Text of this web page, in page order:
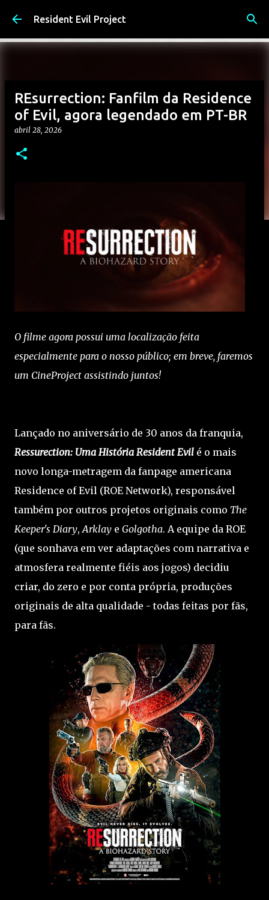
Pular para o conteúdo principal
Resident Evil Project
REsurrection: Fanfilm da Residence
of Evil, agora legendado em PT-BR
abril 28, 2026
O filme agora possui uma localização feita
especialmente para o nosso público; em breve, faremos
um CineProject assistindo juntos!
Lançado no aniversário de 30 anos da franquia,
Ressurection: Uma História Resident Evil é o mais
novo longa-metragem da fanpage americana
Residence of Evil (ROE Network), responsável
também por outros projetos originais como The
Keeper's Diary,Arklay e Golgotha. A equipe da ROE
(que sonhava em ver adaptações com narrativa e
atmosfera realmente fiéis aos jogos) decidiu
criar, do zero e por conta própria, produções
originais de alta qualidade - todas feitas por fãs,
para fãs.